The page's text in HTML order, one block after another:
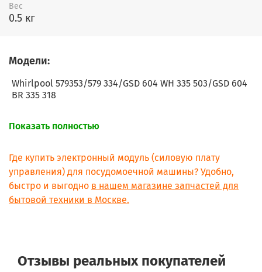
Вес
0.5 кг
Модели:
Whirlpool 579353/579 334/GSD 604 WH 335 503/GSD 604
BR 335 318
Показать полностью
Где купить электронный модуль (силовую плату
управления) для посудомоечной машины? Удобно,
быстро и выгодно в нашем магазине запчастей для
бытовой техники в Москве.
Отзывы реальных покупателей